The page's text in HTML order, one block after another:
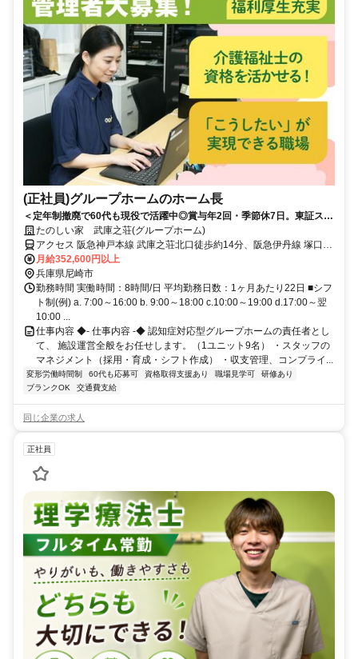
(正社員)グループホームのホーム長
＜定年制撤廃で60代も現役で活躍中◎賞与年2回・季節休7日。東証スタ
ンダード上場◎＞経験を評価！施設ごとに色を出せる、裁量あるグルー
プホーム
たのしい家 武庫之荘(グループホーム)
アクセス 阪急神戸本線 武庫之荘北口徒歩約14分、阪急伊丹線 塚口
（阪急線）北口徒歩約35分、阪急神戸本線 塚口（阪急線）北口徒歩
約35分 阪急神戸本線「武庫之荘」駅から徒歩約15分
月給352,600円以上
兵庫県尼崎市
勤務時間 実働時間：8時間/日 平均勤務日数：1ヶ月あたり22日 ■シフ
ト制(例) a. 7:00～16:00 b. 9:00～18:00 c.10:00～19:00 d.17:00～翌
10:00 ...
仕事内容 ◆- 仕事内容 -◆ 認知症対応型グループホームの責任者とし
て、 施設運営全般をお任せします。（1ユニット9名） ・スタッフの
マネジメント（採用・育成・シフト作成） ・収支管理、コンプライ...
変形労働時間制 60代も応募可 資格取得支援あり 職場見学可
研修あり
ブランクOK
交通費支給
同じ企業の求人
正社員